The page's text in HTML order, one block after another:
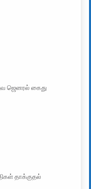
ஜெனரல் கைது
தாக்குதல்